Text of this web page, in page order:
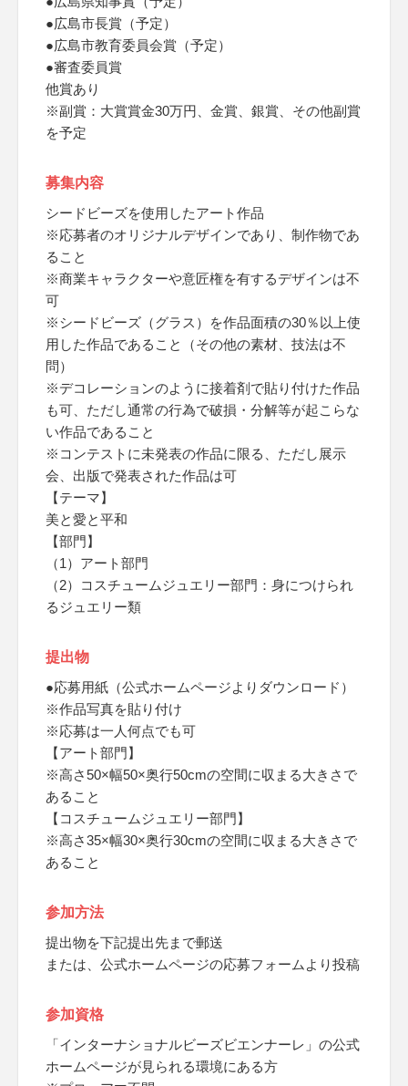
●広島市長賞（予定）
●広島市教育委員会賞（予定）
●審査委員賞
他賞あり
※副賞：大賞賞金30万円、金賞、銀賞、その他副賞
を予定
募集内容
シードビーズを使用したアート作品
※応募者のオリジナルデザインであり、制作物であ
ること
※商業キャラクターや意匠権を有するデザインは不
可
※シードビーズ（グラス）を作品面積の30％以上使
用した作品であること（その他の素材、技法は不
問）
※デコレーションのように接着剤で貼り付けた作品
も可、ただし通常の行為で破損・分解等が起こらな
い作品であること
※コンテストに未発表の作品に限る、ただし展示
会、出版で発表された作品は可
【テーマ】
美と愛と平和
【部門】
（1）アート部門
（2）コスチュームジュエリー部門：身につけられ
るジュエリー類
提出物
●応募用紙（公式ホームページよりダウンロード）
※作品写真を貼り付け
※応募は一人何点でも可
【アート部門】
※高さ50×幅50×奥行50cmの空間に収まる大きさで
あること
【コスチュームジュエリー部門】
※高さ35×幅30×奥行30cmの空間に収まる大きさで
あること
参加方法
提出物を下記提出先まで郵送
または、公式ホームページの応募フォームより投稿
参加資格
「インターナショナルビーズビエンナーレ」の公式
ホームページが見られる環境にある方